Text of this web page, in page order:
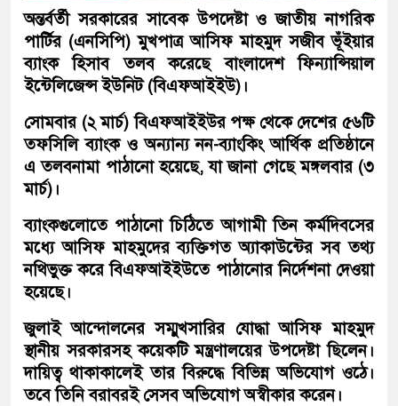
অন্তর্বর্তী সরকারের সাবেক উপদেষ্টা ও জাতীয় নাগরিক
পার্টির (এনসিপি) মুখপাত্র আসিফ মাহমুদ সজীব ভূঁইয়ার
ব্যাংক হিসাব তলব করেছে বাংলাদেশ ফিন্যান্সিয়াল
ইন্টেলিজেন্স ইউনিট (বিএফআইইউ)।
সোমবার (২ মার্চ) বিএফআইইউর পক্ষ থেকে দেশের ৫৬টি
তফসিলি ব্যাংক ও অন্যান্য নন-ব্যাংকিং আর্থিক প্রতিষ্ঠানে
এ তলবনামা পাঠানো হয়েছে, যা জানা গেছে মঙ্গলবার (৩
মার্চ)।
ব্যাংকগুলোতে পাঠানো চিঠিতে আগামী তিন কর্মদিবসের
মধ্যে আসিফ মাহমুদের ব্যক্তিগত অ্যাকাউন্টের সব তথ্য
নথিভুক্ত করে বিএফআইইউতে পাঠানোর নির্দেশনা দেওয়া
হয়েছে।
জুলাই আন্দোলনের সম্মুখসারির যোদ্ধা আসিফ মাহমুদ
স্থানীয় সরকারসহ কয়েকটি মন্ত্রণালয়ের উপদেষ্টা ছিলেন।
দায়িত্ব থাকাকালেই তার বিরুদ্ধে বিভিন্ন অভিযোগ ওঠে।
তবে তিনি বরাবরই সেসব অভিযোগ অস্বীকার করেন।